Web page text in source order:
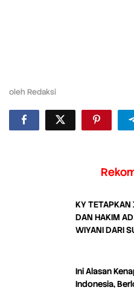
oleh Redaksi
KY TETAPKAN
DAN HAKIM
WIYANI DARI
Ini Alasan
Indonesia,